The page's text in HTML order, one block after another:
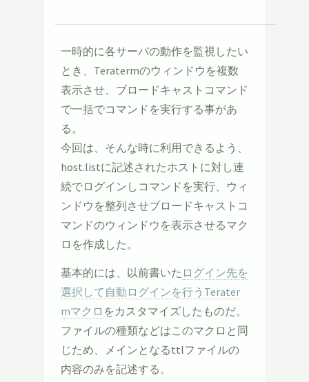
一時的に各サーバの動作を監視したい
とき、Teratermのウィンドウを複数
表示させ、ブロードキャストコマンド
で一括でコマンドを実行する事があ
る。
今回は、そんな時に利用できるよう、
host.listに記述されたホストに対し連
続でログインしコマンドを実行、ウィ
ンドウを整列させブロードキャストコ
マンドのウィンドウを表示させるマク
ロを作成した。
基本的には、以前書いた ログイン先を
選択して自動ログインを行うTerater
mマクロ をカスタマイズしたものだ。
ファイルの種類などはこのマクロと同
じため、メインとなるttlファイルの
内容のみを記述する。